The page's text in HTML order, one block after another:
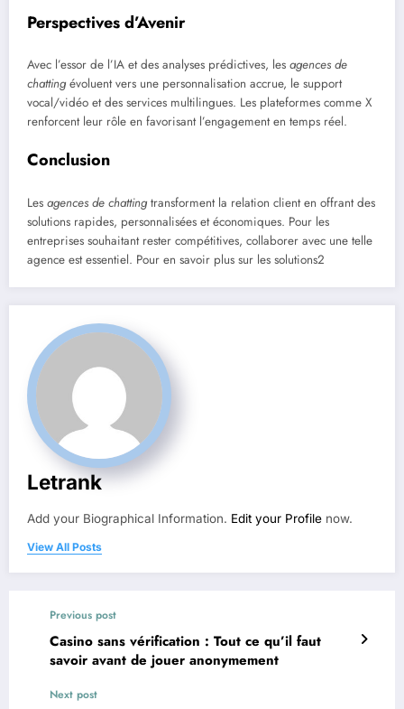
Perspectives d’Avenir
Avec l’essor de l’IA et des analyses prédictives, les agences de
chattingévoluent vers une personnalisation accrue, le support
vocal/vidéo et des services multilingues. Les plateformes comme X
renforcent leur rôle en favorisant l’engagement en temps réel.
Conclusion
Les agences de chattingtransforment la relation client en offrant des
solutions rapides, personnalisées et économiques. Pour les
entreprises souhaitant rester compétitives, collaborer avec une telle
agence est essentiel. Pour en savoir plus sur les solutions2
Letrank
Add your Biographical Information. Edit your Profile now.
View All Posts
Previous post
Casino sans vérification : Tout ce qu’il faut
savoir avant de jouer anonymement
Next post